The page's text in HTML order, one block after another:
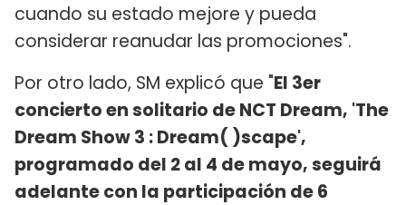
cuando su estado mejore y pueda
considerar reanudar las promociones".
Por otro lado, SM explicó que "El 3er
concierto en solitario de NCT Dream, 'The
Dream Show 3 : Dream( )scape',
programado del 2 al 4 de mayo, seguirá
adelante con la participación de 6